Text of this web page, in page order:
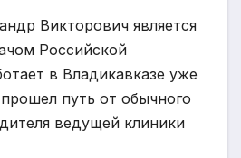
Викторович является
Российской
в Владикавказе уже
путь от обычного
ведущей клиники